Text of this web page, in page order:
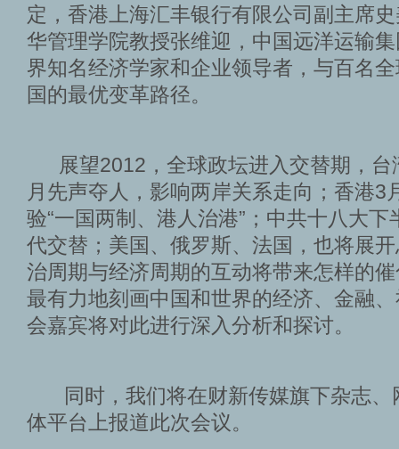
定，香港上海汇丰银行有限公司副主席
华管理学院教授张维迎，中国远洋运输
界知名经济学家和企业领导者，与百名
国的最优变革路径。
展望2012，全球政坛进入交替期，台
月先声夺人，影响两岸关系走向；香港3
验“一国两制、港人治港”；中共十八大
代交替；美国、俄罗斯、法国，也将展
治周期与经济周期的互动将带来怎样的
最有力地刻画中国和世界的经济、金融
会嘉宾将对此进行深入分析和探讨。
同时，我们将在财新传媒旗下杂志、
体平台上报道此次会议。